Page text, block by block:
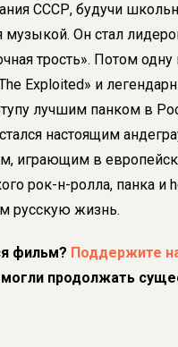
СССР, будучи
музыкой. Он стал
трость». Потом одну
Exploited» и
лучшим панком в
настоящим
играющим в
рок-н-ролла, панка и
русскую жизнь.
фильм? Поддержите
продолжать